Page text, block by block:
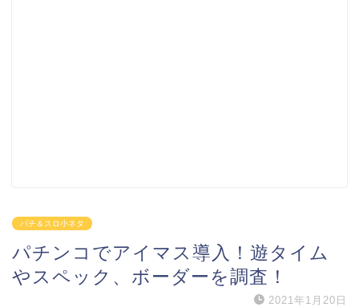
パチ＆スロ小ネタ
パチンコでアイマス導入！遊タイム
やスペック、ボーダーを調査！
2021年1月20日